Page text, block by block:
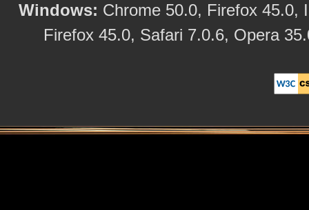
Windows: Chrome 50.0, Firefox 45.0,
Firefox 45.0, Safari 7.0.6, Opera